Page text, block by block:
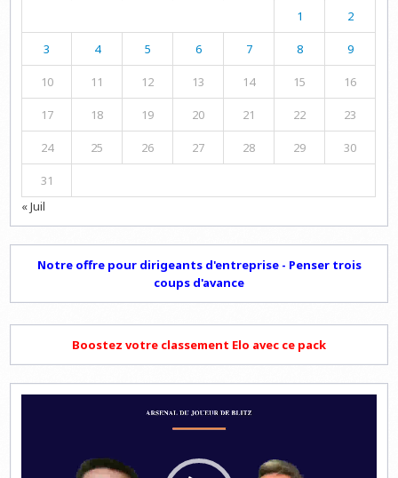
1 2
3 4 5 6 7 8 9
10 11 12 13 14 15 16
17 18 19 20 21 22 23
24 25 26 27 28 29 30
31
« Juil
Notre offre pour dirigeants d'entreprise - Penser trois
coups d'avance
Boostez votre classement Elo avec ce pack